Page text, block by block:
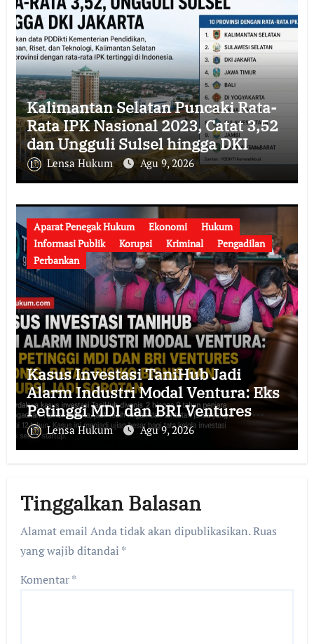
Kalimantan Selatan Puncaki Rata-
Rata IPK Nasional 2023, Catat 3,52
dan Ungguli Sulsel hingga DKI
Jakarta
Lensa Hukum Agu 9, 2026
Aparat Penegak Hukum Ekonomi
Hukum
Informasi Publik
Korupsi Kriminal
Pengadilan
Perbankan
Kasus Investasi TaniHub Jadi
Alarm Industri Modal Ventura: Eks
Petinggi MDI dan BRI Ventures
Divonis, Batas Risiko Bisnis dan
Korupsi Jadi Sorotan
Lensa Hukum Agu 9, 2026
Tinggalkan Balasan
Alamat email Anda tidak akan dipublikasikan.Ruas
yang wajib ditandai *
Komentar*